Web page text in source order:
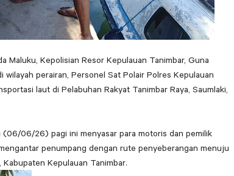
Maluku, Kepolisian Resor Kepulauan Tanimbar, Guna
perairan, Personel Sat Polair Polres Kepulauan
laut di Pelabuhan Rakyat Tanimbar Raya, Saumlaki,
(06/06/26) pagi ini menyasar para motoris dan pemilik
penumpang dengan rute penyeberangan menuju
Kepulauan Tanimbar.